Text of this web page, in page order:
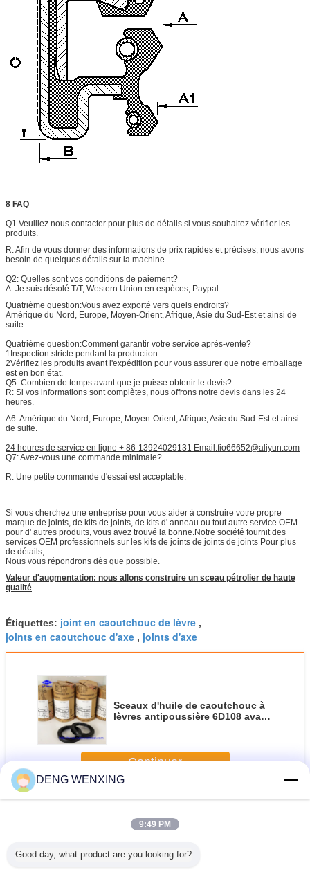
8 FAQ
Q1 Veuillez nous contacter pour plus de détails si vous souhaitez vérifier les
produits.
R. Afin de vous donner des informations de prix rapides et précises, nous avons
besoin de quelques détails sur la machine
Q2: Quelles sont vos conditions de paiement?
A: Je suis désolé.T/T, Western Union en espèces, Paypal.
Quatrième question:Vous avez exporté vers quels endroits?
Amérique du Nord, Europe, Moyen-Orient, Afrique, Asie du Sud-Est et ainsi de
suite.
Quatrième question:Comment garantir votre service après-vente?
1Inspection stricte pendant la production
2Vérifiez les produits avant l'expédition pour vous assurer que notre emballage
est en bon état.
Q5: Combien de temps avant que je puisse obtenir le devis?
R: Si vos informations sont complètes, nous offrons notre devis dans les 24
heures.
A6: Amérique du Nord, Europe, Moyen-Orient, Afrique, Asie du Sud-Est et ainsi
de suite.
24 heures de service en ligne + 86-13924029131 Email:fio66652@aliyun.com
Q7: Avez-vous une commande minimale?
R: Une petite commande d'essai est acceptable.
Si vous cherchez une entreprise pour vous aider à construire votre propre
marque de joints, de kits de joints, de kits d' anneau ou tout autre service OEM
pour d' autres produits, vous avez trouvé la bonne.Notre société fournit des
services OEM professionnels sur les kits de joints de joints de joints Pour plus
de détails,
Nous vous répondrons dès que possible.
Valeur d'augmentation: nous allons construire un sceau pétrolier de haute
qualité
Étiquettes: joint en caoutchouc de lèvre ,
joints en caoutchouc d'axe , joints d'axe
Sceaux d'huile de caoutchouc à
lèvres antipoussière 6D108 avant
Continuer
PlusJoint d'huile en caoutchouc
DENG WENXING
9:49 PM
Good day, what product are you looking for?